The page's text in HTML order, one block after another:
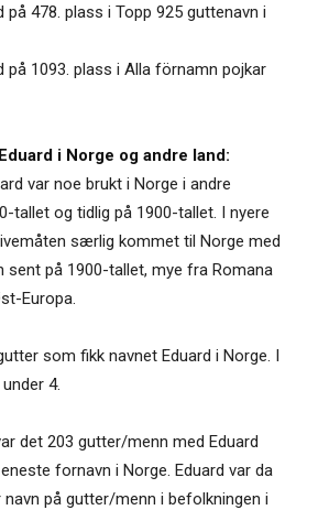
på 478. plass i Topp 925 guttenavn i
på 1093. plass i Alla förnamn pojkar
i Norge og andre land:
var noe brukt i Norge i andre
tallet og tidlig på 1900-tallet. I nyere
særlig kommet til Norge med
sent på 1900-tallet, mye fra Romana
Europa.
som fikk navnet Eduard i Norge. I
4.
det 203 gutter/menn med Eduard
fornavn i Norge. Eduard var da
på gutter/menn i befolkningen i